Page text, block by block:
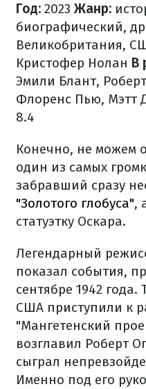
Год: 2023 Жанр:
биографический,
Великобритания,
Кристофер Нолан В
Эмили Блант,
Флоренс Пью, Мэтт
8.4
Конечно, не можем
один из самых
забравший сразу
"Золотого глобуса",
статуэтку Оскара.
Легендарный
показал события,
сентябре 1942
США приступили к
"Мангетенский
возглавил Роберт
сыграл
Именно под его